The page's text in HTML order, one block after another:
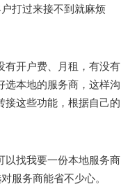
打过来接不到就麻烦
开户费、月租，有没有
本地的服务商，这样沟
这些功能，根据自己的
找我要一份本地服务商
服务商能省不少心。